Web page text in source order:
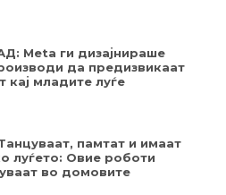
Meta ги дизајнираше
да предизвикаат
кај младите луѓе
памтат и имаат
луѓето: Овие роботи
во домовите